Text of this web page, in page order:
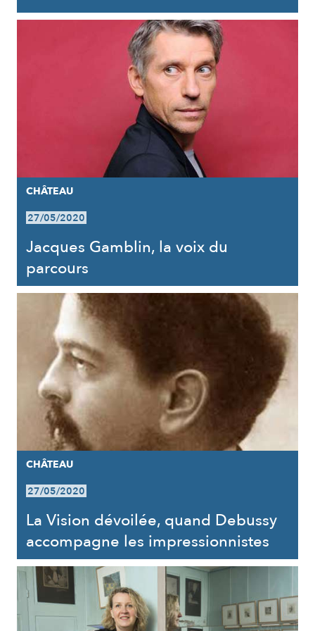
CHÂTEAU
27/05/2020
Jacques Gamblin, la voix du
parcours
CHÂTEAU
27/05/2020
La Vision dévoilée, quand Debussy
accompagne les impressionnistes